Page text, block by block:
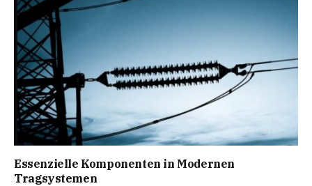
Essenzielle Komponenten in Modernen
Tragsystemen